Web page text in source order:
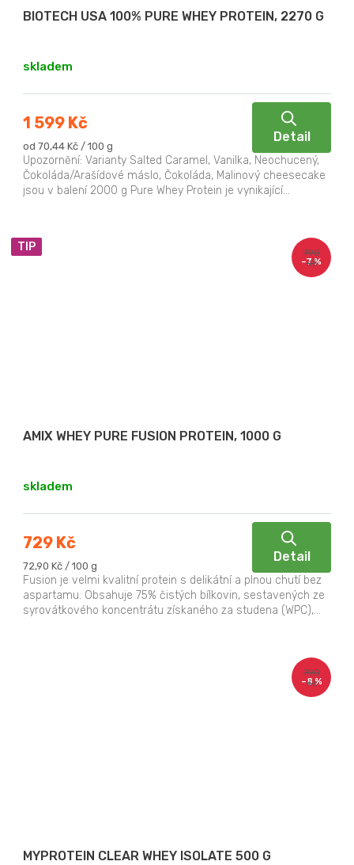
BIOTECH USA 100% PURE WHEY PROTEIN, 2270 G
skladem
1 599 Kč
Měrná
cena:
od 70,44 Kč / 100 g
Detail
Upozornění: Varianty Salted Caramel, Vanilka, Neochucený,
Čokoláda/Arašídové máslo, Čokoláda, Malinový cheesecake
jsou v balení 2000 g Pure Whey Protein je vynikající...
TIP
790
Kč
–7 %
AMIX WHEY PURE FUSION PROTEIN, 1000 G
skladem
729 Kč
Měrná
cena:
72,90 Kč / 100 g
Detail
Fusion je velmi kvalitní protein s delikátní a plnou chutí bez
aspartamu. Obsahuje 75% čistých bílkovin, sestavených ze
syrovátkového koncentrátu získaného za studena (WPC),...
790
Kč
–8 %
MYPROTEIN CLEAR WHEY ISOLATE 500 G